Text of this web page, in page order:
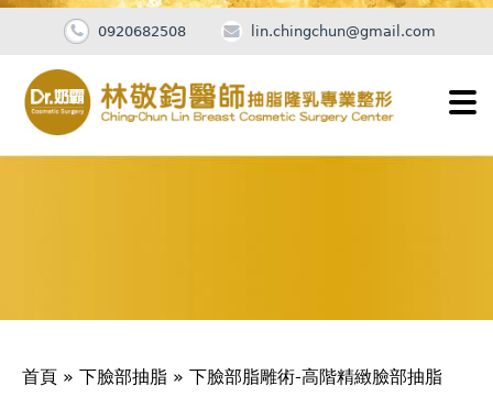
0920682508 lin.chingchun@gmail.com
您首頁 » 下臉部抽脂 » 下臉部脂雕術-高階精緻臉部抽脂